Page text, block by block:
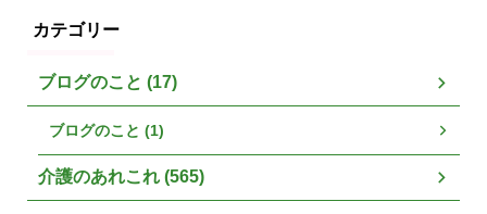
カテゴリー
ブログのこと (17)
ブログのこと (1)
介護のあれこれ (565)